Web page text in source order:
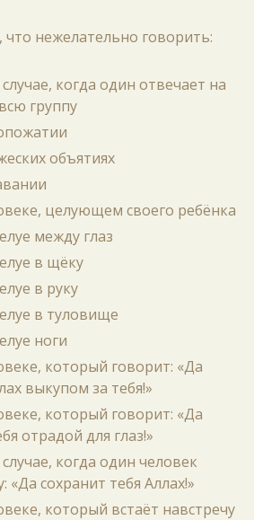
что нежелательно говорить:
когда один отвечает на
группу
объятиях
целующем своего ребёнка
между глаз
в щёку
в руку
в туловище
ноги
который говорит: «Да
выкупом за тебя!»
который говорит: «Да
отрадой для глаз!»
когда один человек
«Да сохранит тебя Аллах!»
который встаёт навстречу